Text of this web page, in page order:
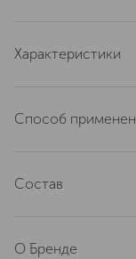
Характеристики
Способ
тонального крема
Состав
DIMETHICONE,
О Бренде